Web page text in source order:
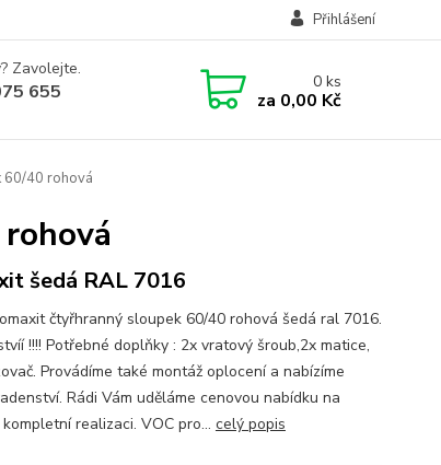
Přihlášení
Zavolejte.
655 0ks
za 0,00 Kč
60/40 rohová
šedá RAL 7016
čtyřhranný sloupek 60/40 rohová šedá ral 7016.
!!!! Potřebné doplňky : 2x vratový šroub,2x matice,
Provádíme také montáž oplocení a nabízíme
Rádi Vám uděláme cenovou nabídku na
realizaci. VOC pro... celý popis